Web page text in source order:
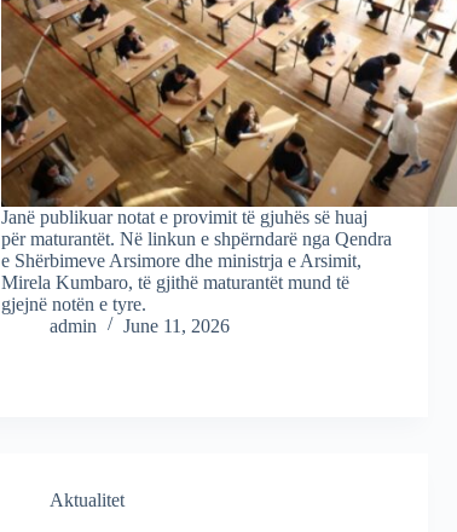
Janë publikuar notat e provimit të gjuhës së huaj
për maturantët. Në linkun e shpërndarë nga Qendra
e Shërbimeve Arsimore dhe ministrja e Arsimit,
Mirela Kumbaro, të gjithë maturantët mund të
gjejnë notën e tyre.
admin
June 11, 2026
Aktualitet